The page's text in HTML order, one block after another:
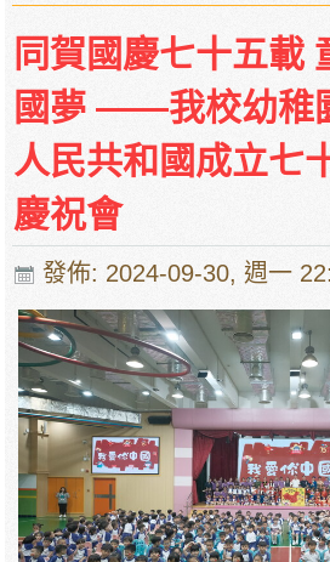
同賀國慶七十五載
國夢 ——我校幼稚
人民共和國成立七
慶祝會
發佈: 2024-09-30, 週一